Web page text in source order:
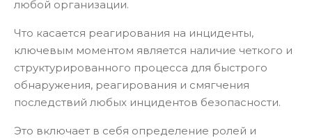
любой организации.
Что касается реагирования на инциденты,
ключевым моментом является наличие четкого и
структурированного процесса для быстрого
обнаружения, реагирования и смягчения
последствий любых инцидентов безопасности.
Это включает в себя определение ролей и